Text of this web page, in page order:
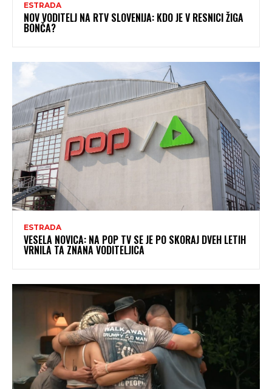
ESTRADA
NOV VODITELJ NA RTV SLOVENIJA: KDO JE V RESNICI ŽIGA
BONČA?
ESTRADA
VESELA NOVICA: NA POP TV SE JE PO SKORAJ DVEH LETIH
VRNILA TA ZNANA VODITELJICA